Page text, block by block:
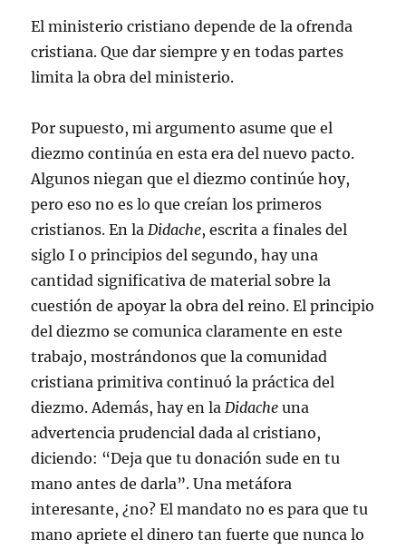
El ministerio cristiano depende de la ofrenda
cristiana. Que dar siempre y en todas partes
limita la obra del ministerio.
Por supuesto, mi argumento asume que el
diezmo continúa en esta era del nuevo pacto.
Algunos niegan que el diezmo continúe hoy,
pero eso no es lo que creían los primeros
cristianos. En la Didache, escrita a finales del
siglo I o principios del segundo, hay una
cantidad significativa de material sobre la
cuestión de apoyar la obra del reino. El principio
del diezmo se comunica claramente en este
trabajo, mostrándonos que la comunidad
cristiana primitiva continuó la práctica del
diezmo. Además, hay en la Didache una
advertencia prudencial dada al cristiano,
diciendo: “Deja que tu donación sude en tu
mano antes de darla”. Una metáfora
interesante, ¿no? El mandato no es para que tu
mano apriete el dinero tan fuerte que nunca lo